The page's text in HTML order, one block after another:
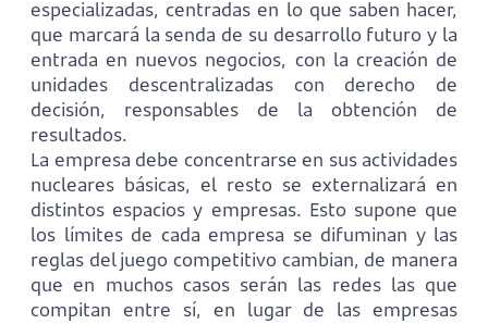
especializadas, centradas en lo que saben hacer,
que marcará la senda de su desarrollo futuro y la
entrada en nuevos negocios, con la creación de
unidades descentralizadas con derecho de
decisión, responsables de la obtención de
resultados.
La empresa debe concentrarse en sus actividades
nucleares básicas, el resto se externalizará en
distintos espacios y empresas. Esto supone que
los límites de cada empresa se difuminan y las
reglas del juego competitivo cambian, de manera
que en muchos casos serán las redes las que
compitan entre sí, en lugar de las empresas